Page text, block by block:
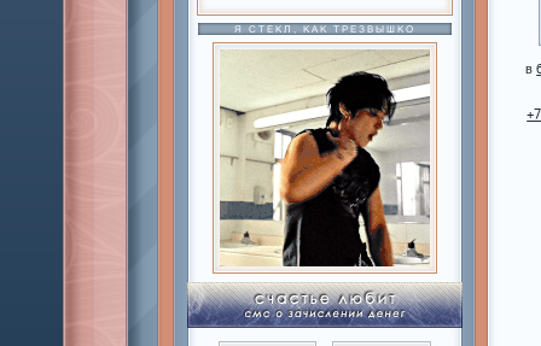
Я СТЕКЛ, КАК ТРЕЗВЫШКО
в
+7